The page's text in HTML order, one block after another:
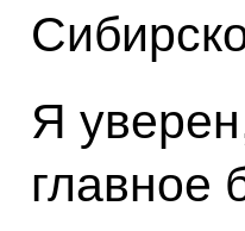
Я
главное